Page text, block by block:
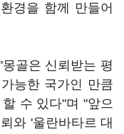
경을 함께 만들어
골은 신뢰받는 평
능한 국가인 만큼
수 있다"며 "앞으
와 '울란바타르 대